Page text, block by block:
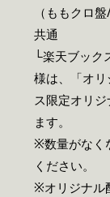
（ももクロ
共通
└楽天ブック
様は、「オ
ス限定オリ
ます。
※数量がなく
ください。
※オリジナル